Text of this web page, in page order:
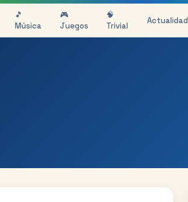
🎵
Música
🎮
Juegos
🧠
Trivial
Actualidad